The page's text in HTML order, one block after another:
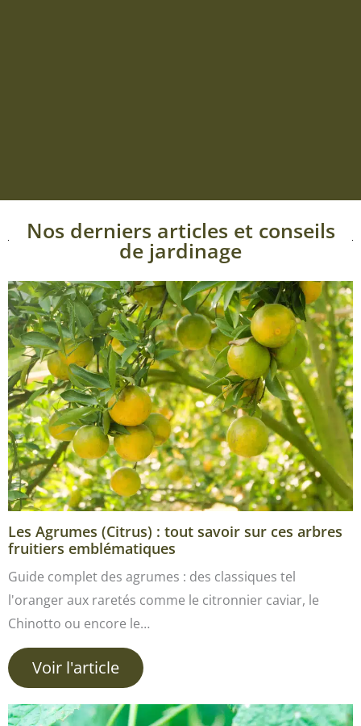
Nos derniers articles et conseils
de jardinage
Les Agrumes (Citrus) : tout savoir sur ces arbres
fruitiers emblématiques
Guide complet des agrumes : des classiques tel
l'oranger aux raretés comme le citronnier caviar, le
Chinotto ou encore le…
Voir l'article